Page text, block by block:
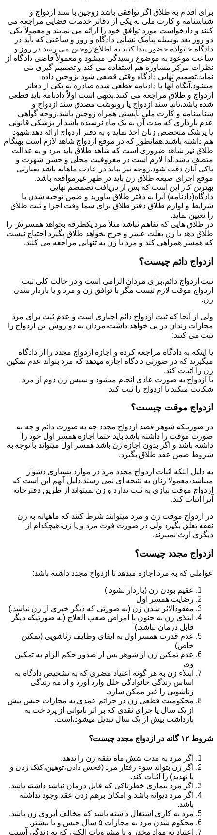
برای اقدام به طلاق اگر توافقی باشد زوجین با سند ازدواج و
شناسنامه و کارت ملی به یکی از دفاتر خدمات قضایی مراجعه می
کنند و دادخواست مورد توافق خود را ارائه می نمایند و معمولاً یکی
دو روز بعد بوسیله پیامک نشانی دادگاه و روز و ساعتی که باید در
دادگاه خانواده حضور پیدا کنند به اطلاع زوجین می رسد.در روز و
ساعت موعود به موضوع رسیدگی میشود و معمولاً قاضی دادگاه از
نظرات مرکز مشاوره هم استفاده می کند و تصمیم گیری می
نماید.تصمیم نهایی دادگاه وقتی قطعی شود بزوجین داده
میشود.آنگاه آنها با دادنامه قطعی شده صادره به یکی از دفاتر
ازدواج و طلاق مراجعه می کنند.بدیهی است اولاً دادنامه باید قطعی
شده باشد،ثانیاً سند ازدواج یا رونوشت مصدق سند ازدواج و
شناسنامه و کارت ملی بایستی همراه زوجین باشد.زوجه گواهی
عدم بارداری که مدت آن به یک ماه نرسیده باشد از پزشکی قانونی
یا پزشک متخصص زنان اخذ نماید و به دفتر ازدواج ارائه دهد.شهود
هم داشته باشند.همانطور که در موقع ازدواج شاهد لازم است بهنگام
طلاق نیز شاهد ضروری است که شاهد طلاق باید مرد و به عدالت
متصف باشد.لذا لازم است در معروفیت محلی و حسن شهرت و
پاکی آنان دقت شود.زوجه نیز نباید در عادت ماهانه باشد بعبارتی
موقع اجرای صیغه طلاق زن باید در طهر غیرمواقعه باشد.
بهترین کار این است که پس از دریافت تصمصم نهایی
دادگاه(دادنامه) آنرا به دفتر طلاق بیاورید و ضمن توجیه شدن با
شرایط و لوازم طلاق دفتر طلاق برای شما وقت اجرا و ثبت طلاق
را تعیین نماید.
در طلاق هایی که تفاهم نباشد مثلاً مرد یکطرفه بخواهد همسرش را
طلاق دهد یا زن بعلت عسر و حرج بخواهد طلاق بگیرد احتیاج نیست
که همسر همراهی کند و مرد یا زن به تنهایی مراجعه می کنند.
ازدواج دائم چیست؟
ثبت ازدواج دائم،برای مردان الزامی است و در حالت کلی ثبت
ازدواج موقت لازم نیست مگر با توافق زن و مرد و یا باردار شدن
زن.
ولی از آنجا که ثبت ازدواج دائم اجباری است و عدم ثبت برای مرد
مجازات زندان در پی خواهد داشت،مردان به دو روش این ازدواج را
ثبت می کنند:
یا اینکه به دادگاه مراجعه کرده و اجازه ازدواج مجدد را از دادگاه
میگیرند که در صورتی دادگاه اجازه میدهد که مرد بتواند عدم تمکین
زن را اثبات کند.
یا ازدواج به صورت عادی انجام میشود و سپس زن دوم از مرد
شکایت میکند تا ازدواج را ثبت کند.
ازدواج موقت چیست؟
در صورتیکه شوهر قصد ازدواج مجدد چه به صورت دائم و چه به
صورت موقت را داشته باشد باید حتما اجازه همسر اول خود را
داشته باشد و اگر بدون اجازه زن باشد همسر اول میتواند با توجه به
شروط ضمن عقد طلاق بگیرد.
به دلیل اینکه اثبات ازدواج مجدد مرد در موارد بسیاری دشوار
میباشد،معمولا زنان به نتیجه ای نمی رسند.دلیل آنهم این است که
ازدواج موقت نیازی به ثبت ندارد و زن نمیتواند از طریق دفترخانه
آنرا اثبات کند.
در ازدواج موقت زن و مرد میتوانند شرط کنند که ماهیانه به زن
نفقه تعلق بگیرد ولی در صورت فوت مرد و یا زن،هیچکدام از
دیگری ارث نمیبرند.
ازدواج مجدد چیست؟
عواملی که به مرد اجازه میدهد تا ازدواج مجدد داشته باشد:
عقیم بودن زن (باردار نشود.)
رضایت همسر اول
مفقودالاثر شدن زن (به صورتی که دیگر خبری از زن نباشد.)
ابتلای زن به جنون یا امراض صعب العلاج (به صورتیکه دیگر
قابل درمان نباشد.)
عدم قدرت همسر اول به ایفای وظایف زناشویی (تمکین
خاص)
عدم تمکین زن از شوهر پس از صدور حکم الزام به تمکین
وی
ابتلاء زن به هر گونه اعتیاد مضری که به تشخیص دادگاه به
اساس زندگی خانوادگی خلل وارد آورد و ادامه زندگی
زناشویی را غیر ممکن سازد.
محکومیت قطعی زن در جرائم عمدی به مجازات حبس بیش
از یک سال یا جزای نقدی که بر اثر ناتوانی از پرداخت به
بازداشت بیش از یک سال تبدیل می‎شود،است.
شروط ۱۲ گانه در ازدواج مجدد چیست؟
اگر مرد به مدت شش ماه نفقه زن را ندهد.
اگر زن بتواند سوء رفتار مرد (فحش دادن،توهین،کتک زدن و
یا تهدید) را اثبات کند.
اگر مرد بیماری خطرناکی که قابل درمان نباشد داشته باشد.
اگر مرد دیوانه باشد و امکان برهم زدن عقد وجود نداشته
باشد.
مرد به کاری اشتغال داشته باشد که مخالف آبروی زن باشد.
محکوم شدن مرد به مجازات ۵ سال حبس و یا بیشتر.
اعتیاد به مواد مخدر و یا مشروبات الکلی که به زندگی آسیب